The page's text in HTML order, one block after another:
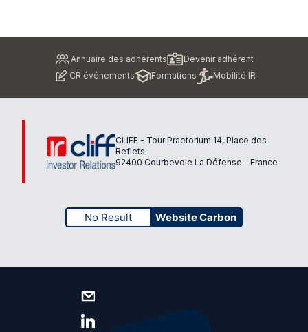
Annuaire des adhérents
Devenir adhérent
CR événements
Formations Mobilité IR
CLIFF - Tour Praetorium 14, Place des
Reflets
92400 Courbevoie La Défense - France
No Result Website Carbon